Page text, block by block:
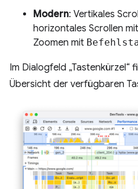
Modern: Vertikales
horizontales Scrollen mit
Zoomen mit
Im Dialogfeld „Tastenkürzel“
Übersicht der verfügbaren